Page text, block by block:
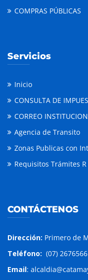
COMPRAS PÚBLICAS
Servicios
Inicio
CONSULTA DE
CORREO
Agencia de Transito
Zonas Publicas con
Requisitos Trámites
CONTÁCTENOS
Dirección: Primero de
Teléfono: (07) 2676566
Email: